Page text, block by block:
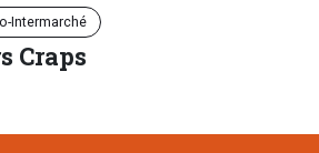
Intermarché
Craps